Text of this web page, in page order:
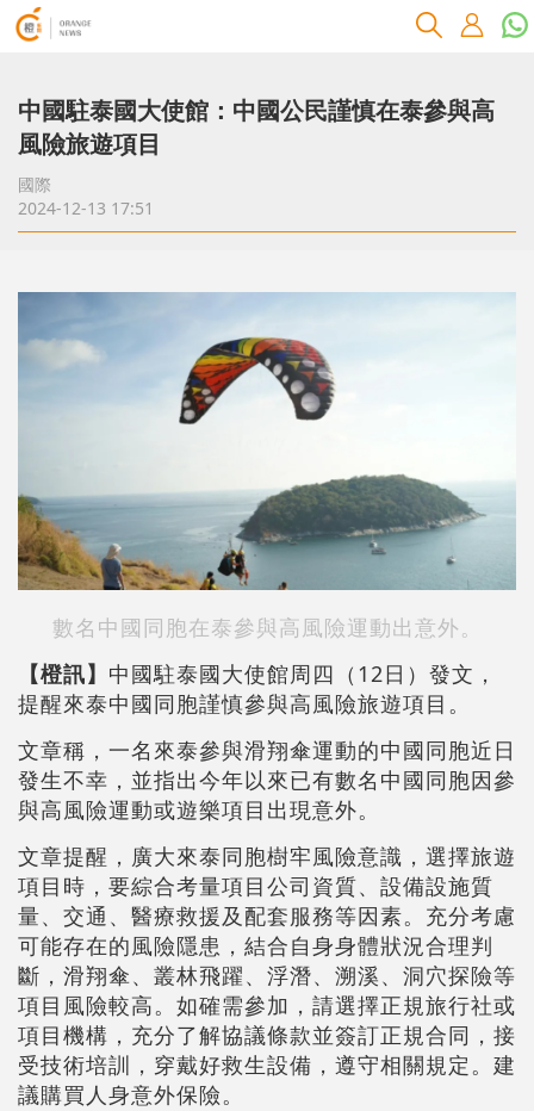
中國駐泰國大使館：中國公民謹慎在泰參與高
風險旅遊項目
國際
2024-12-13 17:51
數名中國同胞在泰參與高風險運動出意外。
【橙訊】 中國駐泰國大使館周四（12日）發文，
提醒來泰中國同胞謹慎參與高風險旅遊項目。
文章稱，一名來泰參與滑翔傘運動的中國同胞近日
發生不幸，並指出今年以來已有數名中國同胞因參
與高風險運動或遊樂項目出現意外。
文章提醒，廣大來泰同胞樹牢風險意識，選擇旅遊
項目時，要綜合考量項目公司資質、設備設施質
量、交通、醫療救援及配套服務等因素。充分考慮
可能存在的風險隱患，結合自身身體狀況合理判
斷，滑翔傘、叢林飛躍、浮潛、溯溪、洞穴探險等
項目風險較高。如確需參加，請選擇正規旅行社或
項目機構，充分了解協議條款並簽訂正規合同，接
受技術培訓，穿戴好救生設備，遵守相關規定。建
議購買人身意外保險。